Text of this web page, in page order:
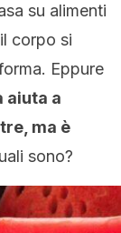
su alimenti
corpo si
Eppure
aiuta a
ma è
sono?